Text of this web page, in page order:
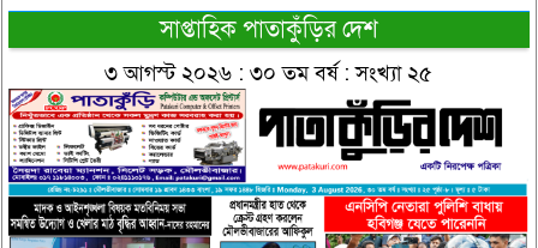
সাপ্তাহিক পাতাকুঁড়ির দেশ
৩ আগস্ট ২০২৬ : ৩০ তম বর্ষ : সংখ্যা ২৫